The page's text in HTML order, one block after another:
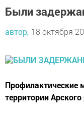
автор, 18 октября
территории